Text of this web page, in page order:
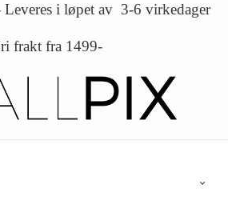
i løpet av 3-6 virkedager
frakt fra 1499-